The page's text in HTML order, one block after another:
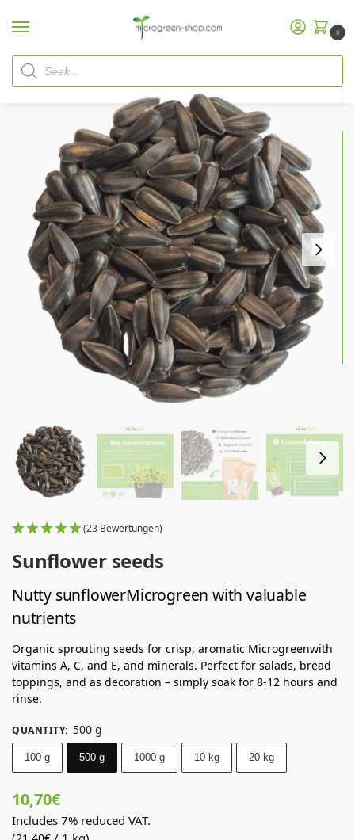
0
Home Microgreen Shop
(23 Bewertungen)
Sunflower seeds
Nutty sunflowerMicrogreen with valuable
nutrients
Organic sprouting seeds for crisp, aromatic Microgreenwith
vitamins A, C, and E, and minerals. Perfect for salads, bread
toppings, and as decoration – simply soak for 8-12 hours and
rinse.
QUANTITY: 500 g
100 g 500 g 1000 g 10 kg 20 kg
10,70€
Includes 7% reduced VAT.